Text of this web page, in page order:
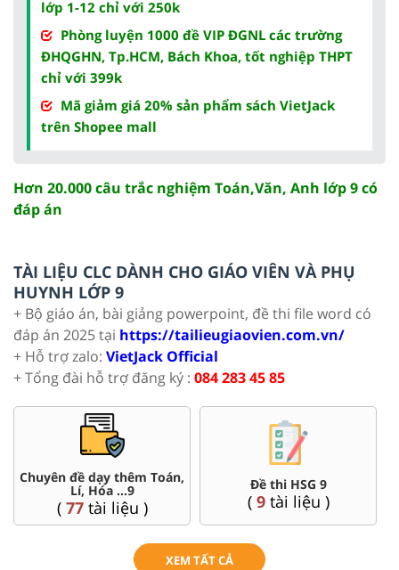
lớp 1-12 chỉ với 250k
Phòng luyện 1000 đề VIP ĐGNL các trường
ĐHQGHN, Tp.HCM, Bách Khoa, tốt nghiệp THPT
chỉ với 399k
Mã giảm giá 20% sản phẩm sách VietJack
trên Shopee mall
Hơn 20.000 câu trắc nghiệm Toán,Văn, Anh lớp 9 có
đáp án
TÀI LIỆU CLC DÀNH CHO GIÁO VIÊN VÀ PHỤ
HUYNH LỚP 9
+ Bộ giáo án, bài giảng powerpoint, đề thi file word có
đáp án 2025 tại https://tailieugiaovien.com.vn/
+ Hỗ trợ zalo: VietJack Official
+ Tổng đài hỗ trợ đăng ký : 084 283 45 85
Chuyên đề dạy thêm Toán,
Lí, Hóa ...9
( 77tài liệu )
Đề thi HSG 9
( 9tài liệu )
XEM TẤT CẢ